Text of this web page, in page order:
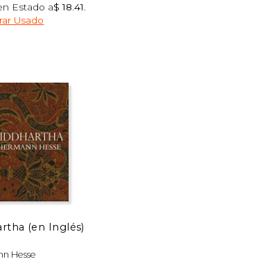
15%
dcto.
Estado a$ 18.41
Usado
(en Inglés)
Hesse